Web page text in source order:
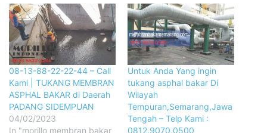
08-13-88-22-22-44 – Call
Kami | TUKANG MEMBRAN
ASPHAL BAKAR di Daerah
PADANG SIDEMPUAN
04/02/2023
In "morillo membran bakar
Untuk Anda Yang ingin
tukang asphal bakar Di
Wilayah
Tempuran,Semarang,Jawa
Tengah – Telp Kami :
0812.9070.0500